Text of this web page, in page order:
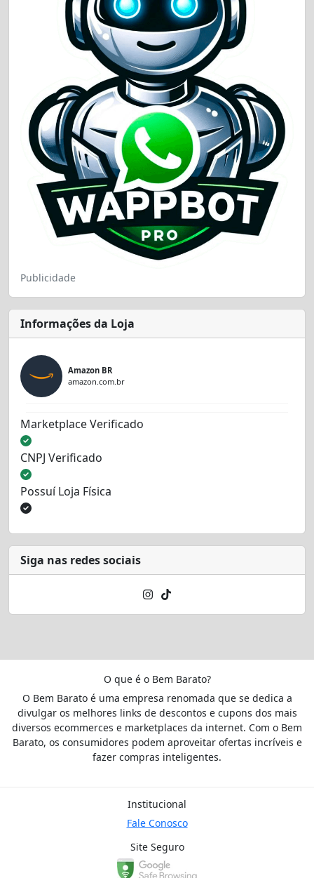
Publicidade
Informações da Loja
Amazon BR
amazon.com.br
Marketplace Verificado
CNPJ Verificado
Possuí Loja Física
Siga nas redes sociais
O que é o Bem Barato?
O Bem Barato é uma empresa renomada que se dedica a
divulgar os melhores links de descontos e cupons dos mais
diversos ecommerces e marketplaces da internet. Com o Bem
Barato, os consumidores podem aproveitar ofertas incríveis e
fazer compras inteligentes.
Institucional
Fale Conosco
Site Seguro